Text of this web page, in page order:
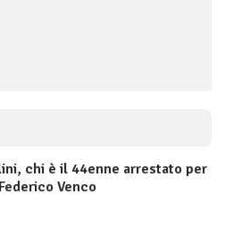
chi è il 44enne arrestato per
Venco